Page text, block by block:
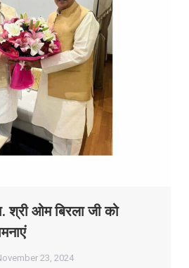
श्री ओम बिरला जी को
23, 2024